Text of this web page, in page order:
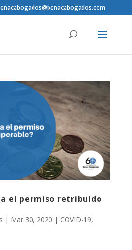
el permiso retribuido
| Mar 30, 2020 | COVID-19,